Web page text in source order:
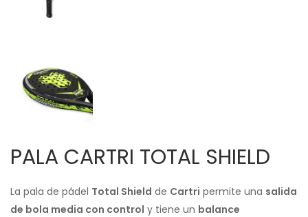
PALA CARTRI TOTAL SHIELD
La pala de pádel Total Shield de Cartri permite una salida
de bola media con control y tiene un balance